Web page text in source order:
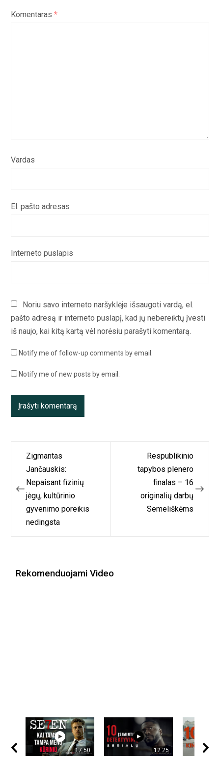
Komentaras*
Vardas
El. pašto adresas
Interneto puslapis
Noriu savo interneto naršyklėje išsaugoti vardą, el.
pašto adresą ir interneto puslapį, kad jų nebereiktų įvesti
iš naujo, kai kitą kartą vėl norėsiu parašyti komentarą.
Notify me of follow-up comments by email.
Notify me of new posts by email.
Navigacija
tarp
įrašų
Zigmantas
Jančauskis:
Nepaisant fizinių
jėgų, kultūrinio
gyvenimo poreikis
nedingsta
Respublikinio
tapybos plenero
finalas – 16
originalių darbų
Semeliškėms
Rekomenduojami Video
17:50 12:25